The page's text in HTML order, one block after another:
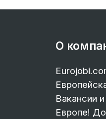
О
Вакансии
Европе!